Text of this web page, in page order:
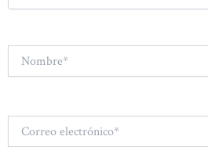
electrónico*